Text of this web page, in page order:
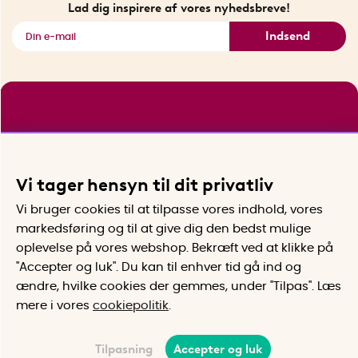
Lad dig inspirere af vores nyhedsbreve!
Indsend
Vi tager hensyn til dit privatliv
Vi bruger cookies til at tilpasse vores indhold, vores
markedsføring og til at give dig den bedst mulige
oplevelse på vores webshop. Bekræft ved at klikke på
"Accepter og luk". Du kan til enhver tid gå ind og
ændre, hvilke cookies der gemmes, under "Tilpas". Læs
mere i vores cookiepolitik
Tilpasning Accepter og luk